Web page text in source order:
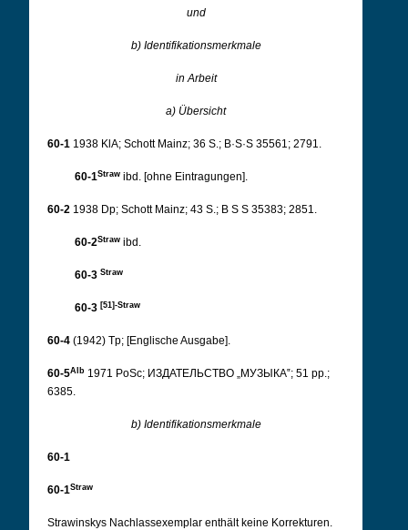
und
b) Identifikationsmerkmale
in Arbeit
a) Übersicht
60-1 1938 KlA; Schott Mainz; 36 S.; B·S·S 35561; 2791.
60-1Straw ibd. [ohne Eintragungen].
60-2 1938 Dp; Schott Mainz; 43 S.; B S S 35383; 2851.
60-2Straw ibd.
60-3 Straw
60-3 [51]-Straw
60-4 (1942) Tp; [Englische Ausgabe].
60-5Alb 1971 PoSc; ИЗДАТЕЛЬСТВО „МУЗЫКА‟; 51 pp.;
6385.
b) Identifikationsmerkmale
60-1
60-1Straw
Strawinskys Nachlassexemplar enthält keine Korrekturen.